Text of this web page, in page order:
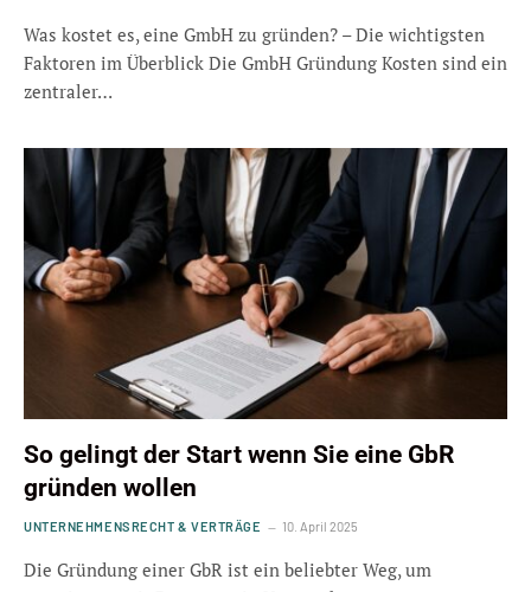
Was kostet es, eine GmbH zu gründen? – Die wichtigsten
Faktoren im Überblick Die GmbH Gründung Kosten sind ein
zentraler…
So gelingt der Start wenn Sie eine GbR
gründen wollen
UNTERNEHMENSRECHT & VERTRÄGE 10. April 2025
Die Gründung einer GbR ist ein beliebter Weg, um